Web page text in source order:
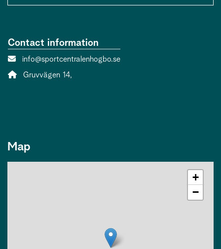
Contact information
Contact person email:
info@sportcentralenhogbo.se
Address:
Gruvvägen 14,
Map
+
−